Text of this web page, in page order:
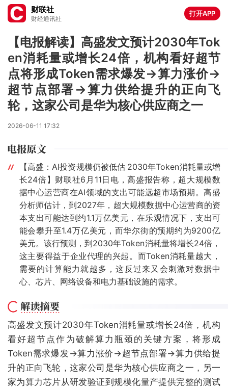
财联社
财经通讯社
打开APP
【电报解读】高盛发文预计2030年Tok
en消耗量或增长24倍，机构看好超节
点将形成Token需求爆发→算力涨价→
超节点部署→算力供给提升的正向飞
轮，这家公司是华为核心供应商之一
2026-06-11 17:32
【高盛：AI投资规模仍被低估 2030年Token消耗量或增
长24倍】财联社6月11日电，高盛报告称，超大规模数
据中心运营商在AI领域的支出可能远超市场预期。高盛
分析师估计，到2027年，超大规模数据中心运营商的资
本支出可能达到约1.1万亿美元，在乐观情况下，支出可
能会攀升至1.4万亿美元，而华尔街的预期约为9200亿
美元。该行预测，到2030年Token消耗量将增长24倍，
这主要得益于企业代理的兴起。而Token消耗量越大，
需要的计算能力就越多，这反过来又会刺激对数据中
心、芯片、网络设备和电力基础设施的需求。
高盛发文预计2030年Token消耗量或增长24倍，机构
看好超节点作为破解算力瓶颈的关键方案，将形成
Token需求爆发→算力涨价→超节点部署→算力供给提
升的正向飞轮，这家公司是华为核心供应商之一，另一
家为算力芯片从研发验证到规模化量产提供完整的测试